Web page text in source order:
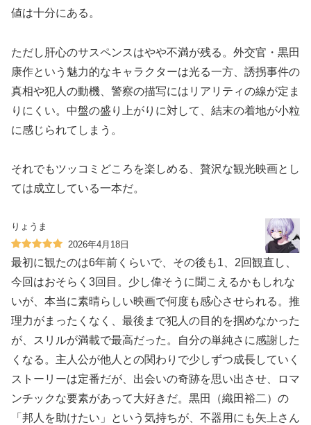
値は十分にある。
ただし肝心のサスペンスはやや不満が残る。外交官・黒田
康作という魅力的なキャラクターは光る一方、誘拐事件の
真相や犯人の動機、警察の描写にはリアリティの線が定ま
りにくい。中盤の盛り上がりに対して、結末の着地が小粒
に感じられてしまう。
それでもツッコミどころを楽しめる、贅沢な観光映画とし
ては成立している一本だ。
りょうま
2026年4月18日
最初に観たのは6年前くらいで、その後も1、2回観直し、
今回はおそらく3回目。少し偉そうに聞こえるかもしれな
いが、本当に素晴らしい映画で何度も感心させられる。推
理力がまったくなく、最後まで犯人の目的を掴めなかった
が、スリルが満載で最高だった。自分の単純さに感謝した
くなる。主人公が他人との関わりで少しずつ成長していく
ストーリーは定番だが、出会いの奇跡を思い出させ、ロマ
ンチックな要素があって大好きだ。黒田（織田裕二）の
「邦人を助けたい」という気持ちが、不器用にも矢上さん